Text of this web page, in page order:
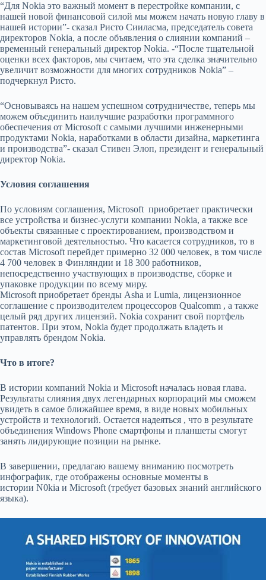
“Для Nokia это важный момент в перестройке компании, с
нашей новой финансовой силой мы можем начать новую главу в
нашей истории”- сказал Ристо Сииласма, председатель совета
директоров Nokia, а после объявления о слиянии компаний –
временный генеральный директор Nokia. -“После тщательной
оценки всех факторов, мы считаем, что эта сделка значительно
увеличит возможности для многих сотрудников Nokia” –
подчеркнул Ристо.
“Основываясь на нашем успешном сотрудничестве, теперь мы
можем объединить наилучшие разработки программного
обеспечения от Microsoft с самыми лучшими инженерными
продуктами Nokia, наработками в области дизайна, маркетинга
и производства”- сказал Стивен Элоп, президент и генеральный
директор Nokia.
Условия соглашения
По условиям соглашения, Microsoft приобретает практически
все устройства и бизнес-услуги компании Nokia, а также все
объекты связанные с проектированием, производством и
маркетинговой деятельностью. Что касается сотрудников, то в
состав Microsoft перейдет примерно 32 000 человек, в том числе
4 700 человек в Финляндии и 18 300 работников,
непосредственно участвующих в производстве, сборке и
упаковке продукции по всему миру.
Microsoft приобретает бренды Asha и Lumia, лицензионное
соглашение с производителем процессоров Qualcomm , а также
целый ряд других лицензий. Nokia сохранит свой портфель
патентов. При этом, Nokia будет продолжать владеть и
управлять брендом Nokia.
Что в итоге?
В истории компаний Nokia и Microsoft началась новая глава.
Результаты слияния двух легендарных корпораций мы сможем
увидеть в самое ближайшее время, в виде новых мобильных
устройств и технологий. Остается надеяться , что в результате
объединения Windows Phone смартфоны и планшеты смогут
занять лидирующие позиции на рынке.
В завершении, предлагаю вашему вниманию посмотреть
инфографик, где отображены основные моменты в
истории N0kia и Microsoft (требует базовых знаний английского
языка).